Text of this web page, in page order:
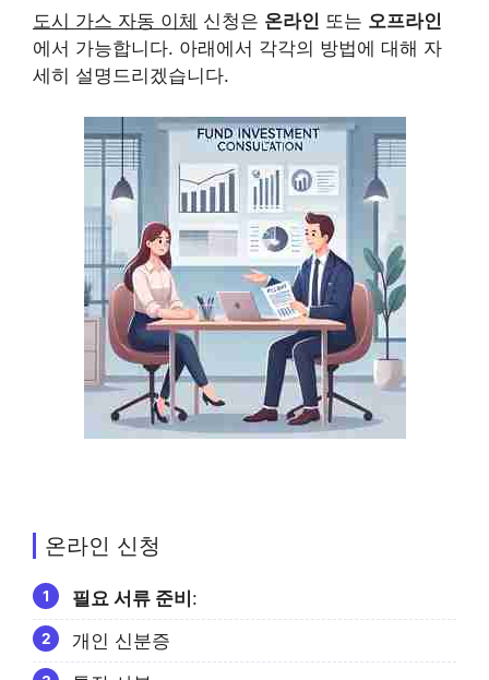
도시 가스 자동 이체 신청은 온라인 또는 오프라인
에서 가능합니다. 아래에서 각각의 방법에 대해 자
세히 설명드리겠습니다.
온라인 신청
필요 서류 준비 :
개인 신분증